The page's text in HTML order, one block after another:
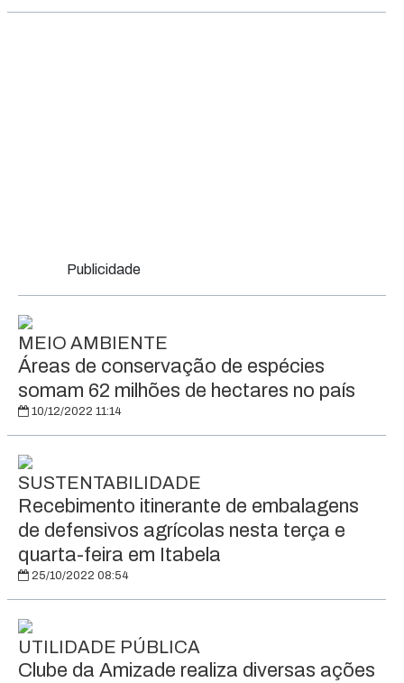
Publicidade
MEIO AMBIENTE
Áreas de conservação de espécies
somam 62 milhões de hectares no país
10/12/2022 11:14
SUSTENTABILIDADE
Recebimento itinerante de embalagens
de defensivos agrícolas nesta terça e
quarta-feira em Itabela
25/10/2022 08:54
UTILIDADE PÚBLICA
Clube da Amizade realiza diversas ações